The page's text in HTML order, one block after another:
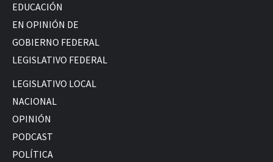
EDUCACIÓN
EN OPINIÓN DE
GOBIERNO FEDERAL
LEGISLATIVO FEDERAL
LEGISLATIVO LOCAL
NACIONAL
OPINIÓN
PODCAST
POLÍTICA